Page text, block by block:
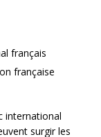
français
française
international
surgir les